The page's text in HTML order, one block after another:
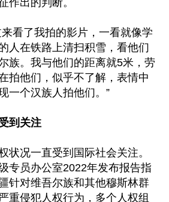
作出的判断。
看了我拍的影片，一看就像学
人在铁路上清扫积雪，看他们
族。我与他们的距离就5米，劳
拍他们，似乎不了解，表情中
一个汉族人拍他们。”
到关注
状况一直受到国际社会关注。
专员办公室2022年发布报告指
针对维吾尔族和其他穆斯林群
重侵犯人权行为，多个人权组